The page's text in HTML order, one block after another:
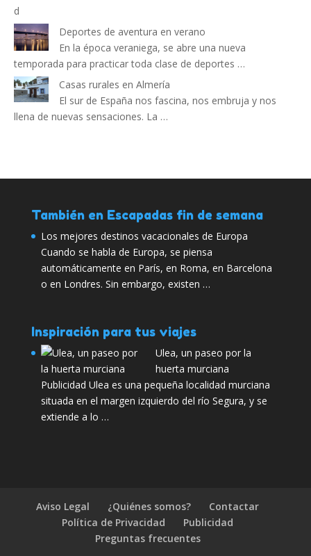
Deportes de aventura en verano
En la época veraniega, se abre una nueva
temporada para practicar toda clase de deportes …
Casas rurales en Almería
El sur de España nos fascina, nos embruja y nos
llena de nuevas sensaciones. La …
También en Escapadas fin de semana
Los mejores destinos vacacionales de Europa
Cuando se habla de Europa, se piensa
automáticamente en París, en Roma, en Barcelona
o en Londres. Sin embargo, existen …
Inspiración para tus viajes
Ulea, un paseo por la
huerta murciana
Publicidad Ulea es una pequeña localidad murciana
situada en el margen izquierdo del río Segura, y se
extiende a lo …
Aviso Legal ¿Quiénes somos?
Contactar
Política de Privacidad
Publicidad
Preguntas frecuentes